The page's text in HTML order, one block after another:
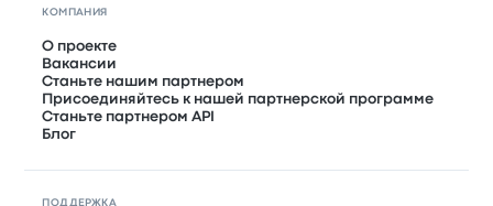
КОМПАНИЯ
О проекте
Вакансии
Станьте нашим партнером
Присоединяйтесь к нашей партнерской программе
Станьте партнером API
Блог
ПОДДЕРЖКА